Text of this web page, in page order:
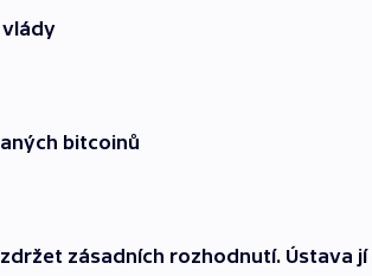
vlády
bitcoinů
zásadních rozhodnutí. Ústava jí